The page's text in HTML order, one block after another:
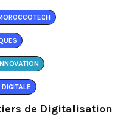
de Digitalisation